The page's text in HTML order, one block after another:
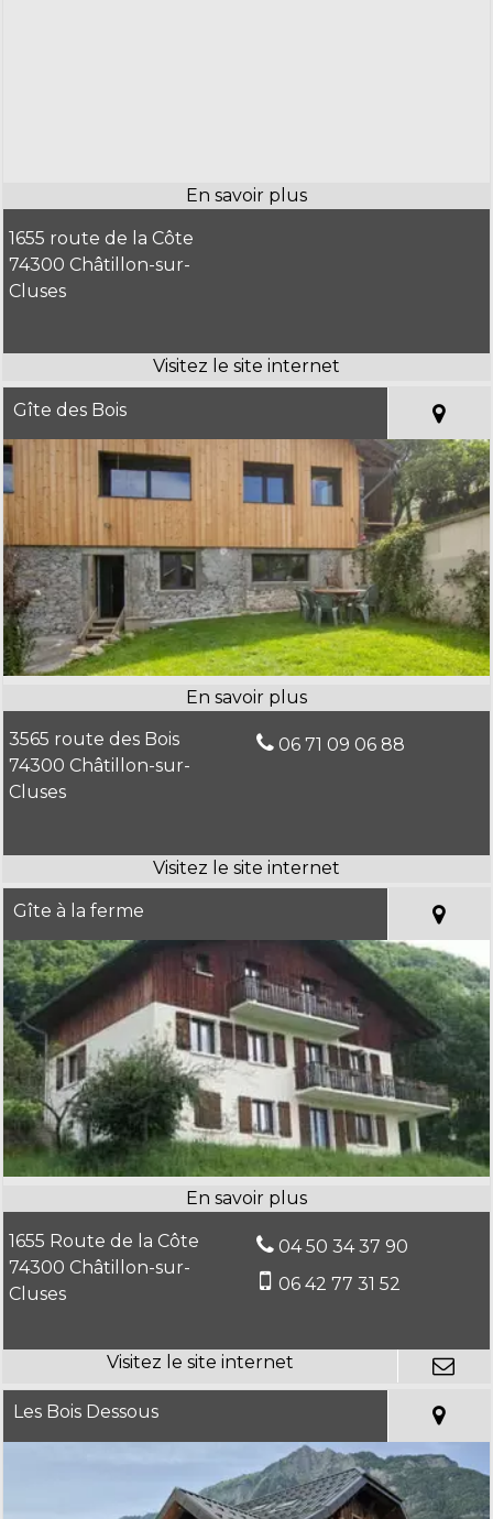
1655 route de la Côte
74300 Châtillon-sur-
Cluses
Gîte des Bois
3565 route des Bois
74300 Châtillon-sur-
Cluses
06 71 09 06 88
Gîte à la ferme
1655 Route de la Côte
74300 Châtillon-sur-
Cluses
04 50 34 37 90
06 42 77 31 52
Les Bois Dessous